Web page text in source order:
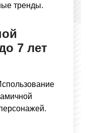
тренды.
7 лет